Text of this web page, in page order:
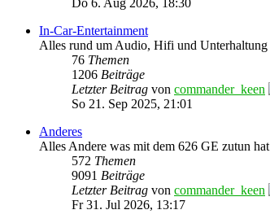
Do 6. Aug 2026, 18:30
In-Car-Entertainment
Alles rund um Audio, Hifi und Unterhaltung
76 Themen
1206 Beiträge
Letzter Beitrag von commander_keen
So 21. Sep 2025, 21:01
Anderes
Alles Andere was mit dem 626 GE zutun hat
572 Themen
9091 Beiträge
Letzter Beitrag von commander_keen
Fr 31. Jul 2026, 13:17